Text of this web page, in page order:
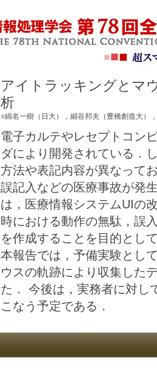
アイトラッキングとマ
析
○綿名一樹（日大），細谷邦夫（豊橋創造大）
電子カルテやレセプトコン
ダにより開発されている．
方法や表記内容が異なって
誤記入などの医療事故が発
は，医療情報システムUIの
時における動作の無駄，誤
を作成することを目的とし
本報告では，予備実験とし
ウスの軌跡により収集した
た． 今後は，実務者に対し
こなう予定である．